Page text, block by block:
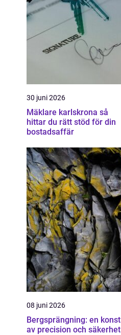
30 juni 2026
Mäklare karlskrona så
hittar du rätt stöd för din
bostadsaffär
08 juni 2026
Bergsprängning: en konst
av precision och säkerhet